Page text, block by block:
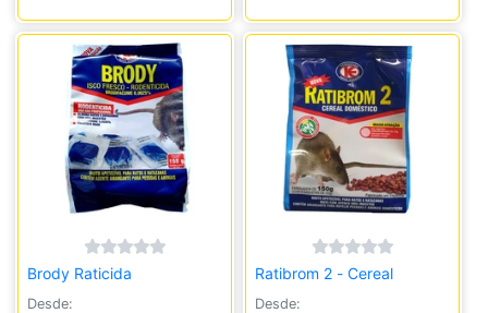
Brody Raticida
Desde:
Ratibrom 2 - Cereal
Desde: